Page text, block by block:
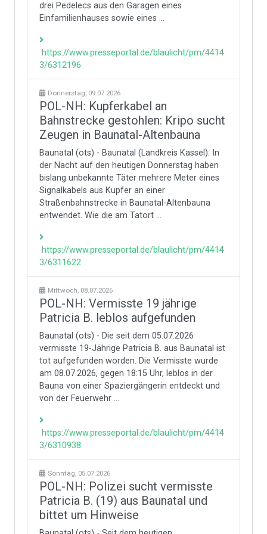
drei Pedelecs aus den Garagen eines
Einfamilienhauses sowie eines ...
https://www.presseportal.de/blaulicht/pm/4414
3/6312196
Donnerstag, 09.07.2026
POL-NH: Kupferkabel an
Bahnstrecke gestohlen: Kripo sucht
Zeugen in Baunatal-Altenbauna
Baunatal (ots) - Baunatal (Landkreis Kassel): In
der Nacht auf den heutigen Donnerstag haben
bislang unbekannte Täter mehrere Meter eines
Signalkabels aus Kupfer an einer
Straßenbahnstrecke in Baunatal-Altenbauna
entwendet. Wie die am Tatort ...
https://www.presseportal.de/blaulicht/pm/4414
3/6311622
Mittwoch, 08.07.2026
POL-NH: Vermisste 19 jährige
Patricia B. leblos aufgefunden
Baunatal (ots) - Die seit dem 05.07.2026
vermisste 19-Jährige Patricia B. aus Baunatal ist
tot aufgefunden worden. Die Vermisste wurde
am 08.07.2026, gegen 18:15 Uhr, leblos in der
Bauna von einer Spaziergängerin entdeckt und
von der Feuerwehr ...
https://www.presseportal.de/blaulicht/pm/4414
3/6310938
Sonntag, 05.07.2026
POL-NH: Polizei sucht vermisste
Patricia B. (19) aus Baunatal und
bittet um Hinweise